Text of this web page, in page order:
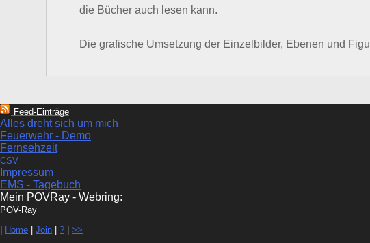
die Bücher auch lesen kann.
Die grafische Umsetzung der Einzelbilder, Ebenen und
Feed-Einträge
Alles dreht sich um mich
Feuerwehr - Demo
Fernsehzeit
CSV
Impressum
EMS - Tagebuch
Mein POVRay - Webring:
POV-Ray
| Home | Join | ? | >>